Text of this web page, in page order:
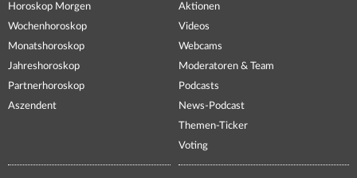
Horoskop Morgen
Wochenhoroskop
Monatshoroskop
Jahreshoroskop
Partnerhoroskop
Aszendent
Aktionen
Videos
Webcams
Moderatoren & Team
Podcasts
News-Podcast
Themen-Ticker
Voting